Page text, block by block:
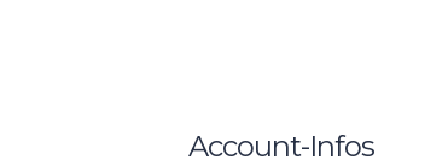
Account-Infos